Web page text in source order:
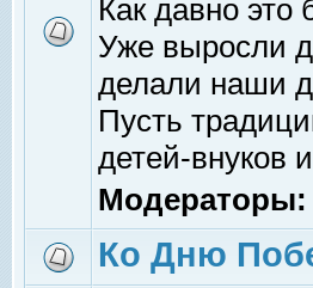
Как давно это
Уже выросли
делали наши
Пусть
детей-внуков
Модераторы:
Ко Дню